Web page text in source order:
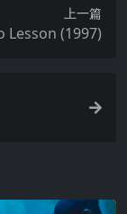
上一篇
Lesson (1997)